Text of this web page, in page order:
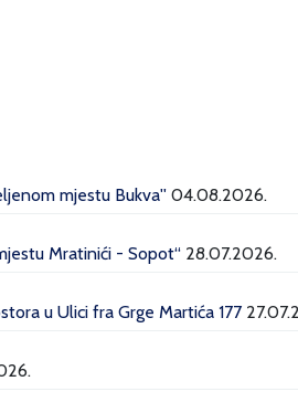
mjestu Bukva'' 04.08.2026.
Mratinići - Sopot“ 28.07.2026.
u Ulici fra Grge Martića 177